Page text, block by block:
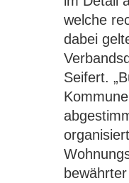
welche
dabei
Seifert.